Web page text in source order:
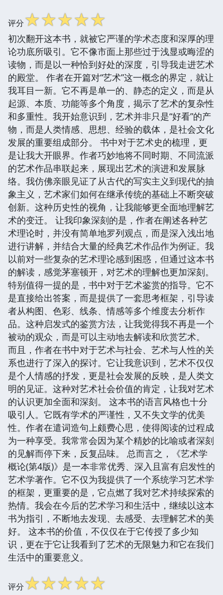
评分☆☆☆☆☆
初次翻开这本书，就被它严谨的学术态度和深厚的理
论功底所吸引。它不像市面上那些过于浅显或晦涩的
读物，而是以一种恰到好处的深度，引导我走进艺术
的殿堂。 作者在开篇对“艺术”这一概念的界定，就让
我耳目一新。它不再是单一的、静态的定义，而是从
起源、本质、功能等多个角度，揭示了艺术的复杂性
和多重性。我开始意识到，艺术并非只是“好看”的产
物，而是人类情感、思想、经验的载体，是社会文化
发展的重要组成部分。 书中对于艺术史的梳理，更
是让我大开眼界。作者巧妙地将不同时期、不同流派
的艺术作品串联起来，展现出艺术的演进和发展脉
络。我仿佛亲眼见证了从古代的写实主义到现代的抽
象主义，艺术家们如何在继承传统的基础上不断突破
创新。这种历史性的视角，让我能够更全面地理解艺
术的变迁。 让我印象深刻的是，作者在阐述各种艺
术理论时，并没有简单地罗列观点，而是深入浅出地
进行讲解，并结合大量的经典艺术作品作为例证。我
以前对一些复杂的艺术理论感到困惑，但通过这本书
的解读，感觉茅塞顿开，对艺术的理解也更加深刻。
特别值得一提的是，书中对于艺术鉴赏的指导。它不
是直接给出答案，而是提供了一套思考框架，引导读
者从构图、色彩、线条、情感等多个维度去分析作
品。这种启发式的鉴赏方法，让我觉得我不再是一个
被动的观众，而是可以主动地去解读和欣赏艺术。
而且，作者在书中对于艺术与社会、艺术与人性的关
系也进行了深入的探讨。它让我意识到，艺术不仅仅
是个人情感的抒发，更是社会发展的反映，是人类文
明的见证。这种对艺术社会价值的肯定，让我对艺术
的认识更加全面和深刻。 这本书的语言风格也十分
吸引人。它既有学术的严谨性，又不失文学的优美
性。作者在遣词造句上颇费心思，使得阅读的过程成
为一种享受。我常常会因为某个精妙的比喻或者深刻
的见解而停下来，反复品味。 总而言之，《艺术学
概论(第4版)》是一本非常优秀、深入且富有启发性的
艺术学著作。它不仅为我提供了一个系统学习艺术学
的框架，更重要的是，它点燃了我对艺术持续探索的
热情。我会在今后的艺术学习和生活中，继续以这本
书为指引，不断地去发现、去感受、去理解艺术的美
好。 这本书的价值，不仅仅在于它传授了多少知
识，更在于它让我看到了艺术的无限魅力和它在我们
生活中的重要意义。
评分☆☆☆☆☆